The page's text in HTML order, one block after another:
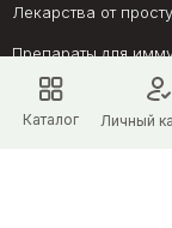
Каталог Личный
Лекарства от
Препараты для
Онкология, суставы